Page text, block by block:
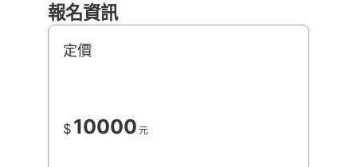
報名資訊
定價
$ 10000 元